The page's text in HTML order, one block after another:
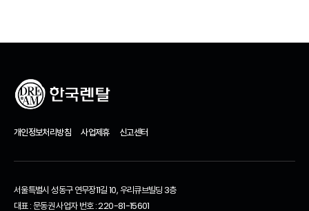
개인정보처리방침 사업제휴 신고센터
서울특별시 성동구 연무장11길 10, 우리큐브빌딩 3층
대표 : 문동권 사업자 번호 : 220-81-15601